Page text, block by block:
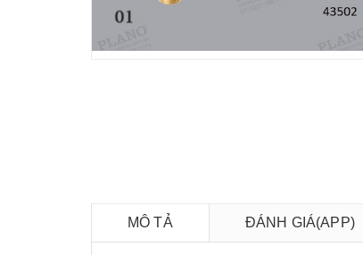
MÔ TẢ ĐÁNH GIÁ(APP)